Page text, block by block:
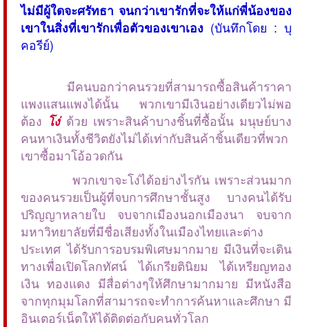
ไม่มีผู้ใดจะศรัทธา จนกว่าเขารักที่จะให้แก่พี่น้องของ
เขาในสิ่งที่เขารักเพื่อตัวของเขาเอง (บันทึกโดย : บุ
คอรีย์)
มีคนบอกว่าคนรวยที่สามารถซื้อสินค้าราคา
แพงแสนแพงได้นั้น พวกเขามีเงินอย่างเดียวไม่พอ
ต้อง โง่ด้วย เพราะสินค้าบางชิ้นที่ซื้อนั้น มนุษย์บาง
คนหาเงินทั้งชีวิตยังไม่ได้เท่ากับสินค้าชิ้นเดียวที่พวก
เขาซื้อมาโอ้อวดกัน
พวกเขาจะโง่ได้อย่างไรกัน เพราะส่วนมาก
ของคนรวยเป็นผู้ที่จบการศึกษาชั้นสูง บางคนได้รับ
ปริญญาหลายใบ จบจากเมืองนอกเมืองนา จบจาก
มหาวิทยาลัยที่มีชื่อเสียงทั้งในเมืองไทยและต่าง
ประเทศ ได้รับการอบรมพิเศษมากมาย มีเงินที่จะเดิน
ทางเพื่อเปิดโลกทัศน์ ได้เกรียตินิยม ได้เหรียญทอง
เงิน ทองแดง มีสื่อต่างๆให้ศึกษามากมาย มีหนังสือ
จากทุกมุมโลกที่สามารถจะทำการค้นหาและศึกษา มี
อินเตอร์เน็ตให้ได้ติดต่อกับคนทั่วโลก